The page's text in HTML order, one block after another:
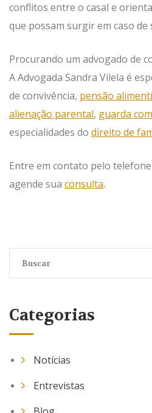
conflitos entre o casal e
que possam surgir em caso de
Procurando um advogado de
A Advogada Sandra Vilela é
de convivência, pensão
alienação parental, guarda
especialidades do direito de
Entre em contato pelo
agende sua consulta.
Categorias
Notícias
Entrevistas